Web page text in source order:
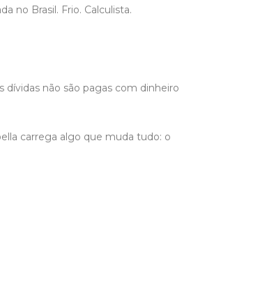
no Brasil. Frio. Calculista.
não são pagas com dinheiro
carrega algo que muda tudo: o